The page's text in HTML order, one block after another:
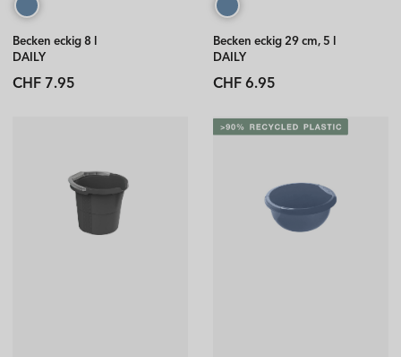
Becken eckig 8 l
DAILY
Normaler
CHF 7.95
Becken eckig 29 cm, 5 l
DAILY
Normaler
CHF 6.95